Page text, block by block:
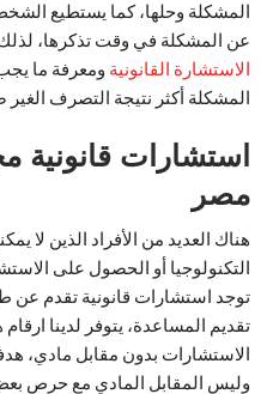
المشكلة وحلها، كما يستطيع
عن المشكلة في وقت تذكرها،
الاستشارة القانونية ومعرفة ما
المشكلة أكثر نتيجة التصرف
استشارات قانونية
مصر
هناك العديد من الأفراد الذين لا
التكنولوجيا أو الحصول على
توجد استشارات قانونية تقدم
تقديم المساعدة، يتوفر لدينا
الاستشارات بدون مقابل مادي،
وليس المقابل المادي مع حرص